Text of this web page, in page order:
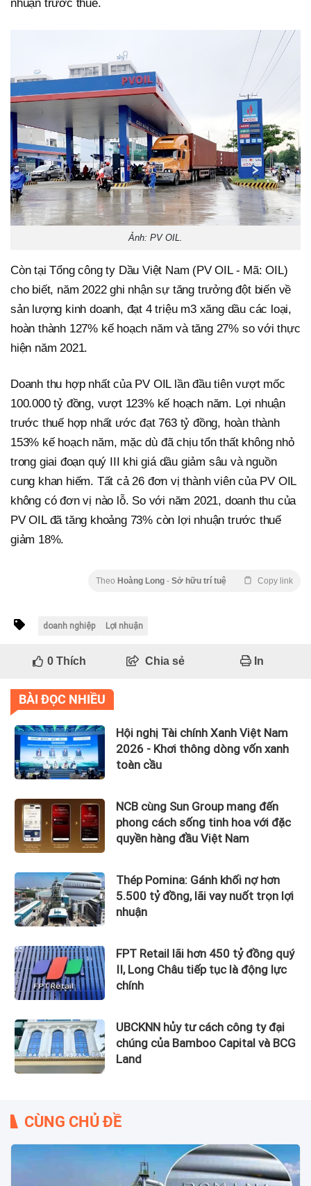
nhuận trước thuế.
Ảnh: PV OIL.
Còn tại Tổng công ty Dầu Việt Nam (PV OIL - Mã: OIL)
cho biết, năm 2022 ghi nhận sự tăng trưởng đột biến về
sản lượng kinh doanh, đạt 4 triệu m3 xăng dầu các loại,
hoàn thành 127% kế hoạch năm và tăng 27% so với thực
hiện năm 2021.
Doanh thu hợp nhất của PV OIL lần đầu tiên vượt mốc
100.000 tỷ đồng, vượt 123% kế hoạch năm. Lợi nhuận
trước thuế hợp nhất ước đạt 763 tỷ đồng, hoàn thành
153% kế hoạch năm, mặc dù đã chịu tổn thất không nhỏ
trong giai đoạn quý III khi giá dầu giảm sâu và nguồn
cung khan hiếm. Tất cả 26 đơn vị thành viên của PV OIL
không có đơn vị nào lỗ. So với năm 2021, doanh thu của
PV OIL đã tăng khoảng 73% còn lợi nhuận trước thuế
giảm 18%.
Theo Hoàng Long - Sở hữu trí tuệ Copy link
doanh nghiệp Lợi nhuận
0Thích Chia sẻ In
BÀI ĐỌC NHIỀU
Hội nghị Tài chính Xanh Việt Nam
2026 - Khơi thông dòng vốn xanh
toàn cầu
NCB cùng Sun Group mang đến
phong cách sống tinh hoa với đặc
quyền hàng đầu Việt Nam
Thép Pomina: Gánh khối nợ hơn
5.500 tỷ đồng, lãi vay nuốt trọn lợi
nhuận
FPT Retail lãi hơn 450 tỷ đồng quý
II, Long Châu tiếp tục là động lực
chính
UBCKNN hủy tư cách công ty đại
chúng của Bamboo Capital và BCG
Land
CÙNG CHỦ ĐỀ